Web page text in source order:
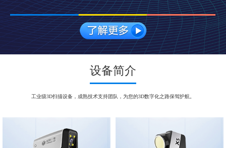
设备简介
工业级3D扫描设备，成熟技术支持团队，为您的3D数字化之路保驾护航。